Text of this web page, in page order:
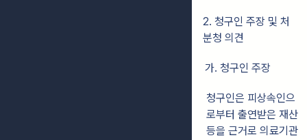
2. 청구인 주장 및 처
분청 의견
가. 청구인 주장
청구인은 피상속인으
로부터 출연받은 재산
등을 근거로 의료기관